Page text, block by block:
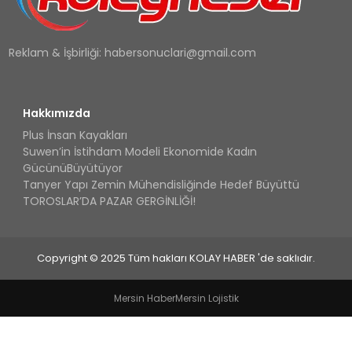
Reklam & İşbirliği: habersonuclari@gmail.com
Hakkımızda
Plus İnsan Kayakları
Suwen’in İstihdam Modeli Ekonomide Kadın
GücünüBüyütüyor
Tanyer Yapı Zemin Mühendisliğinde Hedef Büyüttü
TOROSLAR’DA PAZAR GERGİNLİĞİ!
Copyright © 2025 Tüm hakları KOLAY HABER 'de saklıdır.
Mersin HaberMersin Lojistik